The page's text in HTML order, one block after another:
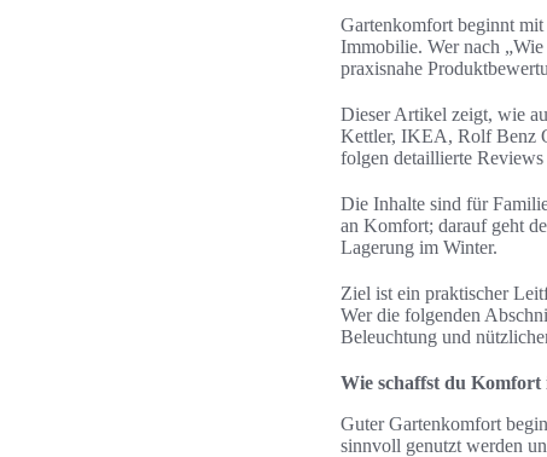
Gartenkomfort beginnt
Immobilie. Wer nach
praxisnahe
Dieser Artikel zeigt, wie
Kettler, IKEA, Rolf Benz
folgen detaillierte
Die Inhalte sind für
an Komfort; darauf geht
Lagerung im Winter.
Ziel ist ein praktischer
Wer die folgenden
Beleuchtung und
Wie schaffst du Komfort
Guter Gartenkomfort
sinnvoll genutzt werden